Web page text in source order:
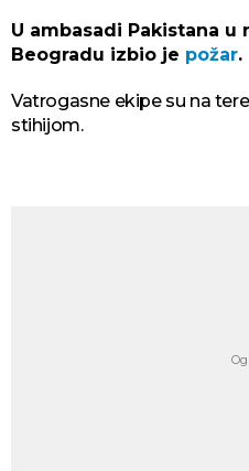
U ambasadi Pakistana u
Beogradu izbio je požar.
Vatrogasne ekipe su na
stihijom.